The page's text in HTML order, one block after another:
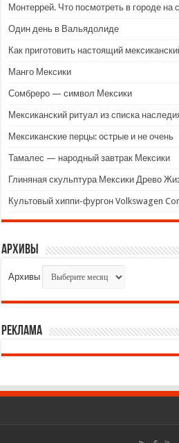
Монтеррей. Что посмотреть в городе на
Один день в Вальядолиде
Как приготовить настоящий
Манго Мексики
Сомбреро — символ Мексики
Мексиканский ритуал из списка
Мексиканские перцы: острые и не очень
Тамалес — народный завтрак Мексики
Глиняная скульптура Мексики Древо
Культовый хиппи-фургон Volkswagen
Архивы
Архивы
Реклама